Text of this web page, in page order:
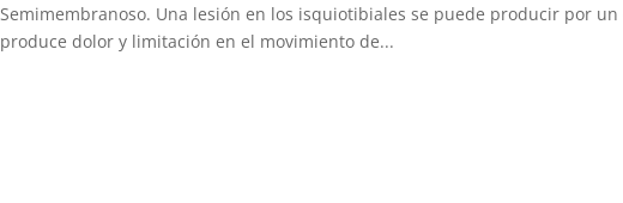
Semimembranoso. Una lesión en los isquiotibiales se puede producir por
produce dolor y limitación en el movimiento de...